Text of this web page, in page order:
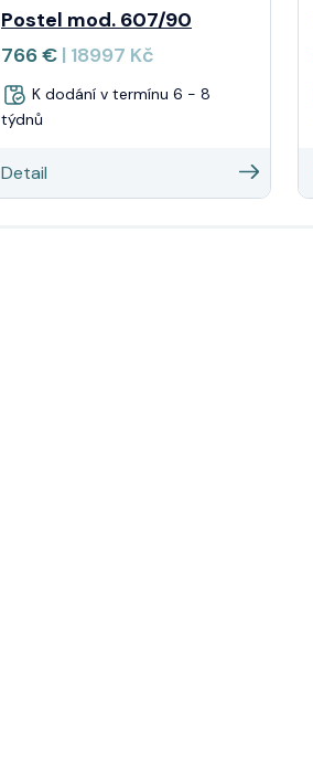
Postel mod. 607/90
766 € | 18997 Kč
K dodání v termínu 6 - 8
týdnů
Detail